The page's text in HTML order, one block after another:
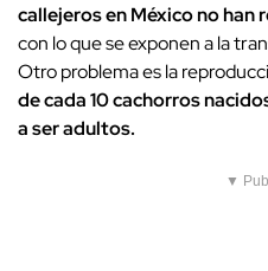
callejeros en México no han
con lo que se exponen a la
Otro problema es la
de cada 10 cachorros
a ser adultos.
▼